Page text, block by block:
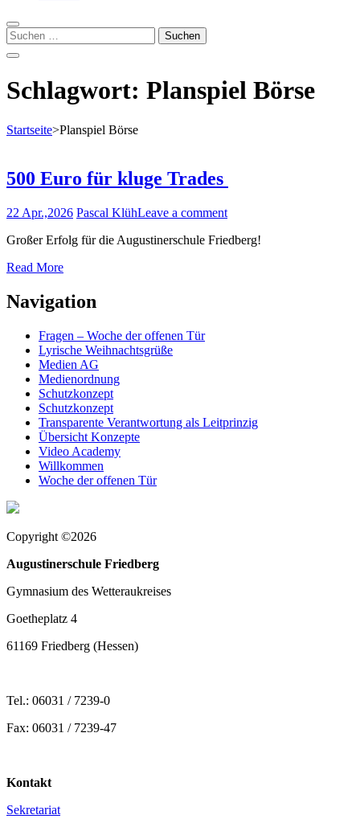
Suchen
nach:
Schlagwort: Planspiel Börse
Startseite>Planspiel Börse
500 Euro für kluge Trades
22 Apr.,2026 Pascal KlühLeave a comment
Großer Erfolg für die Augustinerschule Friedberg!
Read More
Navigation
Fragen – Woche der offenen Tür
Lyrische Weihnachtsgrüße
Medien AG
Medienordnung
Schutzkonzept
Schutzkonzept
Transparente Verantwortung als Leitprinzig
Übersicht Konzepte
Video Academy
Willkommen
Woche der offenen Tür
Copyright ©2026
Augustinerschule Friedberg
Gymnasium des Wetteraukreises
Goetheplatz 4
61169 Friedberg (Hessen)
Tel.: 06031 / 7239-0
Fax: 06031 / 7239-47
Kontakt
Sekretariat